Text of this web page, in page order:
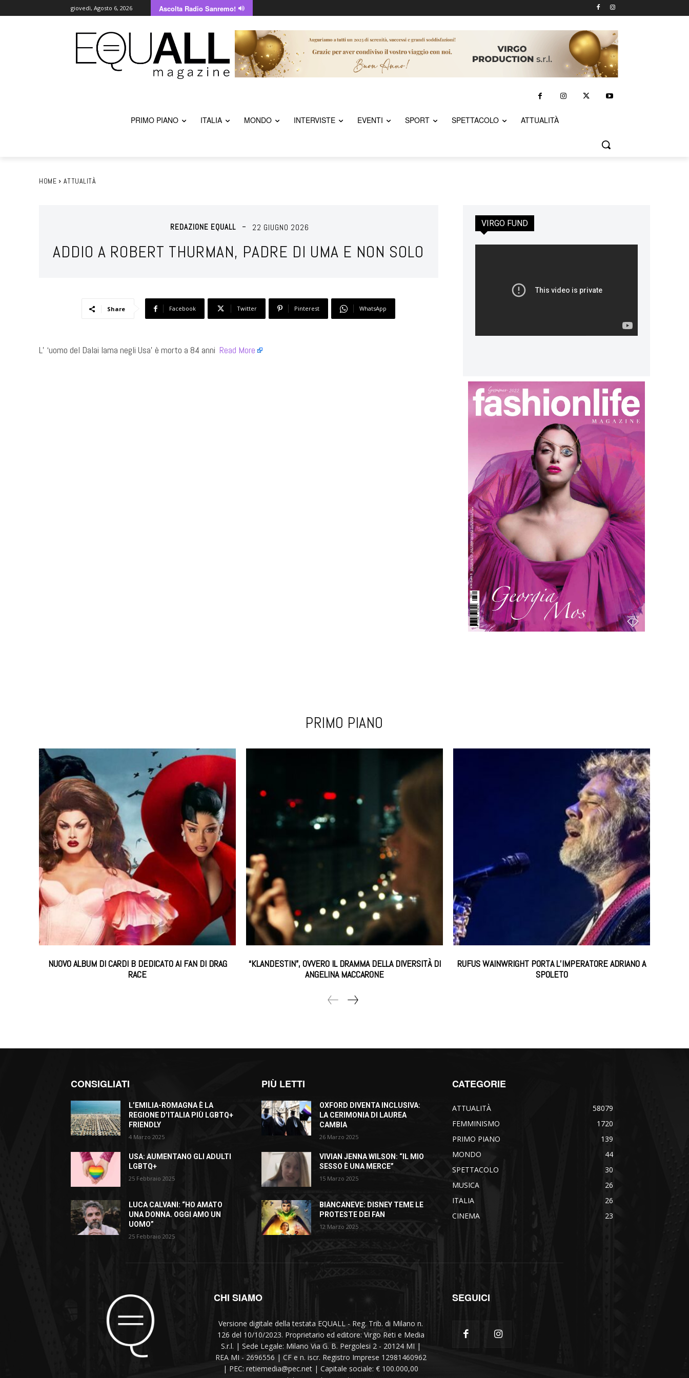
giovedì, Agosto 6, 2026 Ascolta Radio Sanremo!
PRIMO PIANO ITALIA MONDO INTERVISTE EVENTI SPORT SPETTACOLO ATTUALITÀ
HOME ATTUALITÀ
REDAZIONE EQUALL 22 GIUGNO 2026
ADDIO A ROBERT THURMAN, PADRE DI UMA E NON SOLO
Share Facebook Twitter Pinterest WhatsApp
L’ ‘uomo del Dalai lama negli Usa’ è morto a 84 anni ​ Read More
VIRGO FUND
PRIMO PIANO
NUOVO ALBUM DI CARDI B DEDICATO AI FAN DI DRAG
RACE
“KLANDESTIN”, OVVERO IL DRAMMA DELLA DIVERSITÀ DI
ANGELINA MACCARONE
RUFUS WAINWRIGHT PORTA L’IMPERATORE ADRIANO A
SPOLETO
CONSIGLIATI
L’EMILIA-ROMAGNA È LA
REGIONE D’ITALIA PIÙ LGBTQ+
FRIENDLY
4 Marzo 2025
USA: AUMENTANO GLI ADULTI
LGBTQ+
25 Febbraio 2025
LUCA CALVANI: “HO AMATO
UNA DONNA. OGGI AMO UN
UOMO”
25 Febbraio 2025
PIÙ LETTI
OXFORD DIVENTA INCLUSIVA:
LA CERIMONIA DI LAUREA
CAMBIA
26 Marzo 2025
VIVIAN JENNA WILSON: “IL MIO
SESSO È UNA MERCE”
15 Marzo 2025
BIANCANEVE: DISNEY TEME LE
PROTESTE DEI FAN
12 Marzo 2025
CATEGORIE
ATTUALITÀ
58079
FEMMINISMO
1720
PRIMO PIANO
139
MONDO
44
SPETTACOLO
30
MUSICA
26
ITALIA
26
CINEMA
23
CHI SIAMO
Versione digitale della testata EQUALL - Reg. Trib. di Milano n.
126 del 10/10/2023. Proprietario ed editore: Virgo Reti e Media
S.r.l. | Sede Legale: Milano Via G. B. Pergolesi 2 - 20124 MI |
REA MI - 2696556 | CF e n. iscr. Registro Imprese 12981460962
| PEC: retiemedia@pec.net | Capitale sociale: € 100.000,00
SEGUICI